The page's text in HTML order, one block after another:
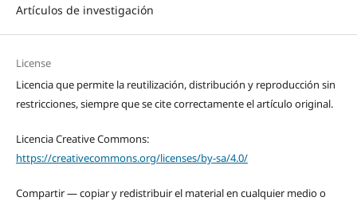
Artículos de investigación
License
Licencia que permite la reutilización, distribución y reproducción sin
restricciones, siempre que se cite correctamente el artículo original.
Licencia Creative Commons:
https://creativecommons.org/licenses/by-sa/4.0/
Compartir — copiar y redistribuir el material en cualquier medio o